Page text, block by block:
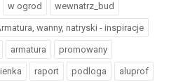
w ogrod wewnatrz_bud
wanny, natryski - inspiracje
armatura promowany
raport podloga aluprof